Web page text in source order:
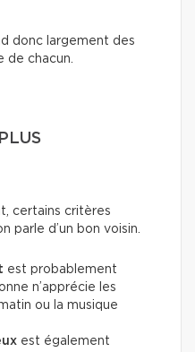
donc largement des
de chacun.
certains critères
parle d’un bon voisin.
est probablement
n’apprécie les
ou la musique
est également